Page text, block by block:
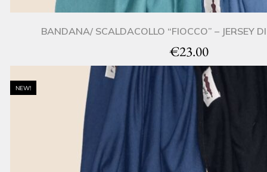
BANDANA/ SCALDACOLLO “FIOCCO” – JERSEY
€23.00
NEW!